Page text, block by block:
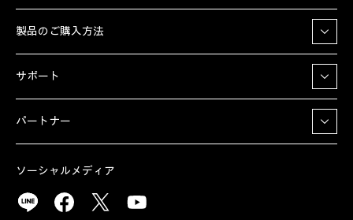
製品のご購入方法
サポート
パートナー
ソーシャルメディア